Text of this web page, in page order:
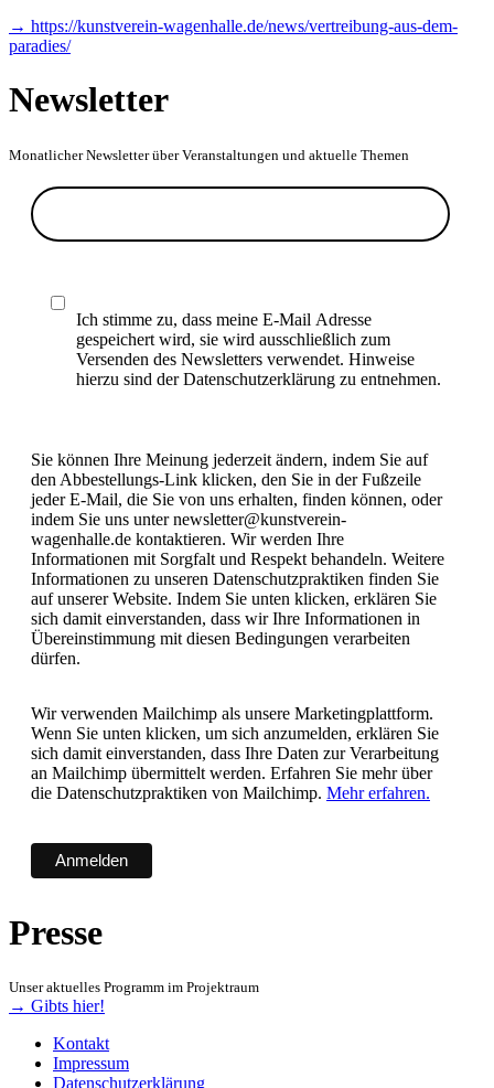
→ https://kunstverein-wagenhalle.de/news/vertreibung-aus-dem-
paradies/
Newsletter
Monatlicher Newsletter über Veranstaltungen und aktuelle Themen
Ich stimme zu, dass meine E-Mail Adresse
gespeichert wird, sie wird ausschließlich zum
Versenden des Newsletters verwendet. Hinweise
hierzu sind der Datenschutzerklärung zu entnehmen.
Sie können Ihre Meinung jederzeit ändern, indem Sie auf
den Abbestellungs-Link klicken, den Sie in der Fußzeile
jeder E-Mail, die Sie von uns erhalten, finden können, oder
indem Sie uns unter newsletter@kunstverein-
wagenhalle.de kontaktieren. Wir werden Ihre
Informationen mit Sorgfalt und Respekt behandeln. Weitere
Informationen zu unseren Datenschutzpraktiken finden Sie
auf unserer Website. Indem Sie unten klicken, erklären Sie
sich damit einverstanden, dass wir Ihre Informationen in
Übereinstimmung mit diesen Bedingungen verarbeiten
dürfen.
Wir verwenden Mailchimp als unsere Marketingplattform.
Wenn Sie unten klicken, um sich anzumelden, erklären Sie
sich damit einverstanden, dass Ihre Daten zur Verarbeitung
an Mailchimp übermittelt werden. Erfahren Sie mehr über
die Datenschutzpraktiken von Mailchimp. Mehr erfahren.
Presse
Unser aktuelles Programm im Projektraum
→ Gibts hier!
Kontakt
Impressum
Datenschutzerklärung